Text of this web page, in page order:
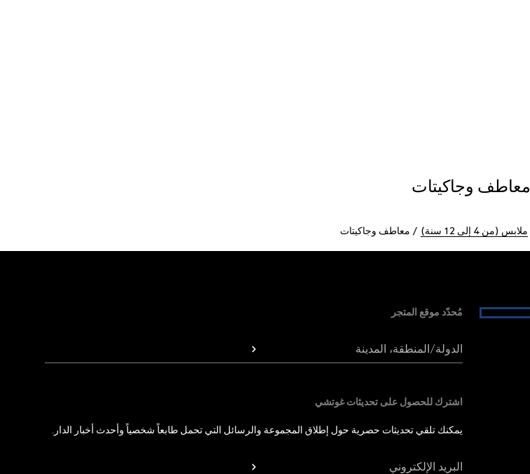
معاطف وجاكيتات
ملابس (من 4 إلى 12 سنة) معاطف وجاكيتات
مُحدّد موقع المتجر
الدولة/المنطقة، المدينة
اشترك للحصول على تحديثات غوتشي
يمكنك تلقي تحديثات حصرية حول إطلاق المجموعة والرسائل التي تحمل طابعاً شخصياً وأحدث أخبار الدار.
البريد الإلكتروني